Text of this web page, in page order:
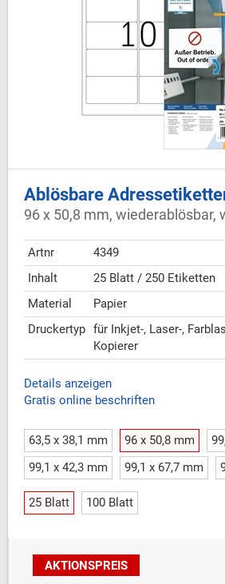
Ablösbare
96 x 50,8 mm, wiederablösbar,
Artnr
4349
Inhalt
25 Blatt / 250 Etiketten
Material
Papier
Druckertyp für Inkjet-, Laser-,
Kopierer
Details anzeigen
Gratis online beschriften
63,5 x 38,1 mm 96 x 50,8 mm
99,1 x 42,3 mm
99,1 x 67,7 mm
25 Blatt 100 Blatt
AKTIONSPREIS